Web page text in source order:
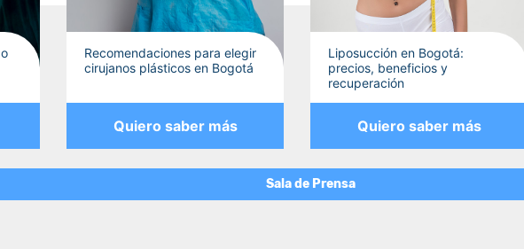
Recomendaciones para elegir
cirujanos plásticos en Bogotá
Quiero saber más
Liposucción en Bogotá:
precios, beneficios y
recuperación
Quiero saber más
Sala de Prensa